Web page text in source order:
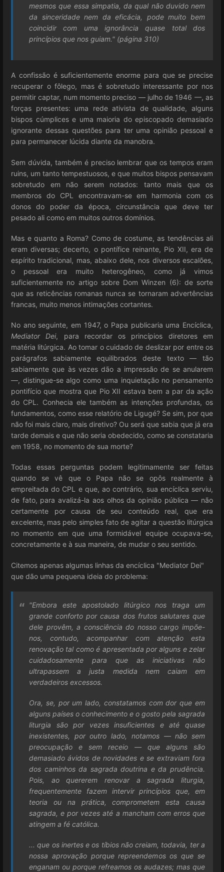
mesmos que essa simpatia, da qual não duvido nem
da sinceridade nem da eficácia, pode muito bem
coincidir com uma ignorância quase total dos
princípios que nos guiam." (página 310)
A confissão é suficientemente enorme para que se precise
recuperar o fôlego, mas é sobretudo interessante por nos
permitir captar, num momento preciso — julho de 1946 —, as
forças presentes: uma rede ativista de qualidade, alguns
bispos cúmplices e uma maioria do episcopado demasiado
ignorante dessas questões para ter uma opinião pessoal e
para permanecer lúcida diante da manobra.
Sem dúvida, também é preciso lembrar que os tempos eram
ruins, um tanto tempestuosos, e que muitos bispos pensavam
sobretudo em não serem notados: tanto mais que os
membros do CPL encontravam-se em harmonia com os
donos do poder da época, circunstância que deve ter
pesado ali como em muitos outros domínios.
Mas e quanto a Roma? Como de costume, as tendências ali
eram diversas; decerto, o pontífice reinante, Pio XII, era de
espírito tradicional, mas, abaixo dele, nos diversos escalões,
o pessoal era muito heterogêneo, como já vimos
suficientemente no artigo sobre Dom Winzen (6): de sorte
que as reticências romanas nunca se tornaram advertências
francas, muito menos intimações cortantes.
No ano seguinte, em 1947, o Papa publicaria uma Encíclica,
Mediator Dei, para recordar os princípios diretores em
matéria litúrgica. Ao tomar o cuidado de deslizar por entre os
parágrafos sabiamente equilibrados deste texto — tão
sabiamente que às vezes dão a impressão de se anularem
—, distingue-se algo como uma inquietação no pensamento
pontifício que mostra que Pio XII estava bem a par da ação
do CPL. Conhecia ele também as intenções profundas, os
fundamentos, como esse relatório de Ligugé? Se sim, por que
não foi mais claro, mais diretivo? Ou será que sabia que já era
tarde demais e que não seria obedecido, como se constataria
em 1958, no momento de sua morte?
Todas essas perguntas podem legitimamente ser feitas
quando se vê que o Papa não se opôs realmente à
empreitada do CPL e que, ao contrário, sua encíclica serviu,
de fato, para avalizá-la aos olhos da opinião pública — não
certamente por causa de seu conteúdo real, que era
excelente, mas pelo simples fato de agitar a questão litúrgica
no momento em que uma formidável equipe ocupava-se,
concretamente e à sua maneira, de mudar o seu sentido.
Citemos apenas algumas linhas da encíclica "Mediator Dei"
que dão uma pequena ideia do problema:
"Embora este apostolado litúrgico nos traga um
grande conforto por causa dos frutos salutares que
dele provêm, a consciência do nosso cargo impõe-
nos, contudo, acompanhar com atenção esta
renovação tal como é apresentada por alguns e zelar
cuidadosamente para que as iniciativas não
ultrapassem a justa medida nem caiam em
verdadeiros excessos.
Ora, se, por um lado, constatamos com dor que em
alguns países o conhecimento e o gosto pela sagrada
liturgia são por vezes insuficientes e até quase
inexistentes, por outro lado, notamos — não sem
preocupação e sem receio — que alguns são
demasiado ávidos de novidades e se extraviam fora
dos caminhos da sagrada doutrina e da prudência.
Pois, ao quererem renovar a sagrada liturgia,
frequentemente fazem intervir princípios que, em
teoria ou na prática, comprometem esta causa
sagrada, e por vezes até a mancham com erros que
atingem a fé católica.
... que os inertes e os tíbios não creiam, todavia, ter a
nossa aprovação porque repreendemos os que se
enganam ou porque refreamos os audazes; mas que